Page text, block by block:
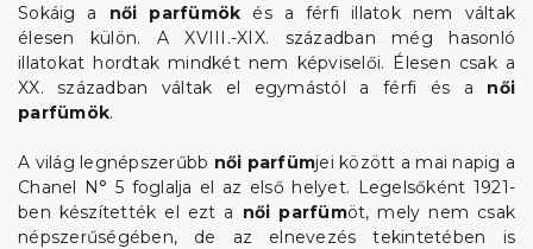
Sokáig a női parfümök és a férfi illatok nem váltak
élesen külön. A XVIII.-XIX. században még hasonló
illatokat hordtak mindkét nem képviselői. Élesen csak a
XX. században váltak el egymástól a férfi és a női
parfümök.
A világ legnépszerűbb női parfümjei között a mai napig a
Chanel N° 5 foglalja el az első helyet. Legelsőként 1921-
ben készítették el ezt a női parfümöt, mely nem csak
népszerűségében, de az elnevezés tekintetében is